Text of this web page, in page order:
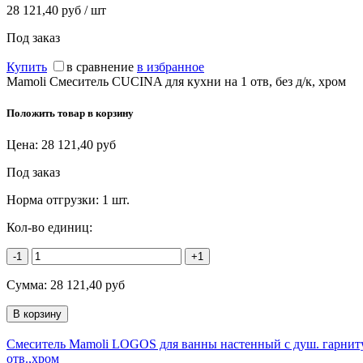
28 121,40 руб / шт
Под заказ
Купить в сравнение в избранное
Mamoli Смеситель CUCINA для кухни на 1 отв, без д/к, хром
Положить товар в корзину
Цена: 28 121,40 руб
Под заказ
Норма отгрузки: 1 шт.
Кол-во единиц:
-1 +1
Сумма: 28 121,40 руб
Смеситель Mamoli LOGOS для ванны настенный с душ.
отв.,хром